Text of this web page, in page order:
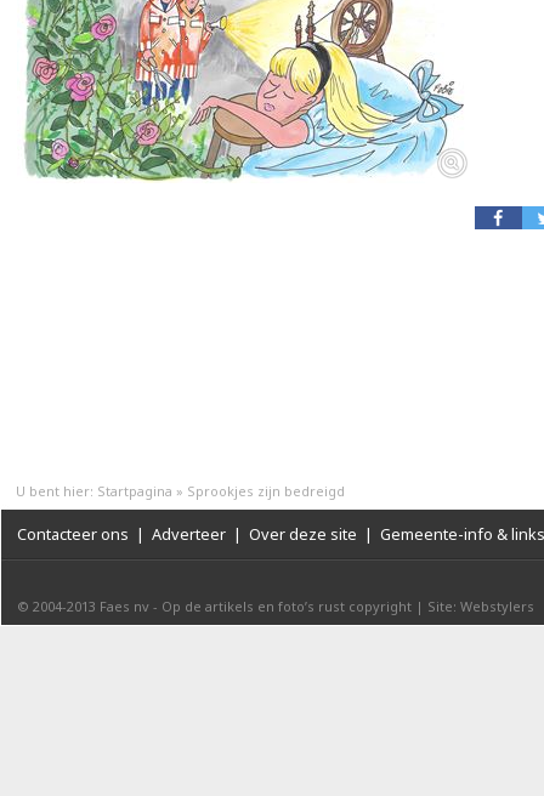
U bent hier: Startpagina » Sprookjes zijn bedreigd
Contacteer ons | Adverteer | Over deze site | Gemeente-info & links
© 2004-2013 Faes nv - Op de artikels en foto’s rust copyright | Site: Webstylers